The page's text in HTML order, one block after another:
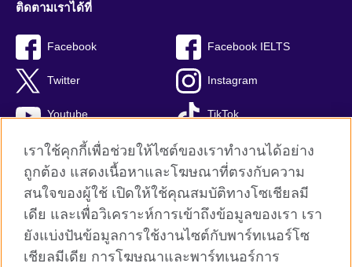
ติดตามเราได้ที่
Facebook Facebook IELTS
Twitter Instagram
Youtube TikTok
British Council global
Privacy and terms
Terms and conditions of sale
คุกกี้
เราใช้คุกกี้เพื่อช่วยให้ไซต์ของเราทำงานได้อย่าง
ถูกต้อง แสดงเนื้อหาและโฆษณาที่ตรงกับความ
สนใจของผู้ใช้ เปิดให้ใช้คุณสมบัติทางโซเชียลมี
เดีย และเพื่อวิเคราะห์การเข้าถึงข้อมูลของเรา เรา
ยังแบ่งปันข้อมูลการใช้งานไซต์กับพาร์ทเนอร์โซ
เชียลมีเดีย การโฆษณาและพาร์ทเนอร์การ